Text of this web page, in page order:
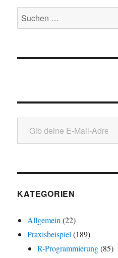
Suchen
nach:
Gib deine E-Mail-Adresse ein ...
KATEGORIEN
Allgemein (22)
Praxisbeispiel (189)
R-Programmierung(85)